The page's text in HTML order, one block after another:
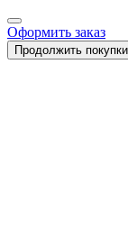
Оформить заказ
Продолжить покупки